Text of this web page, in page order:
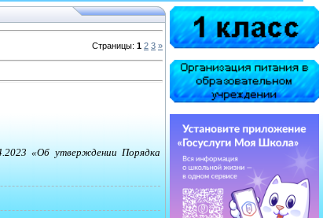
Страницы: 1 2 3 »
«Об утверждении Порядка